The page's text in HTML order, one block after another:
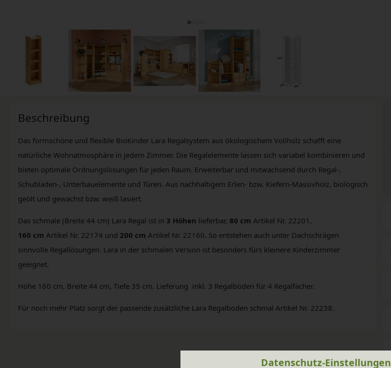
Beschreibung
Das formschöne und flexible BioKinder Lara Regalsystem aus ökologischem Vollholz schafft eine
natürliche Wohnatmosphäre in jedem Zimmer. Die Regalelemente lassen sich variabel kombinieren und
bieten optimale Ordnungslösungen für jeden Raum. Erweiterbar und mitwachsend durch Regal-,
Schubladen-, Unterbauelemente und Türen. Aus nachhaltigem Erlen- bzw. Kiefern-Massivholz, biologisch
geölt und gewachst bzw. weiß lasiert.
Das schmale (Breite 44 cm) Lara Regal ist in 3 Höhen lieferbar, 80 cm Artikel Nr. 22201,
160 cm Artikel Nr. 22174 und 200 cm Artikel Nr. 22160. So entstehen auch unter Dachschrägen
sinnvolle Regallösungen. Lara in der schmalen Version ist besonders fürs kleinere Kinderzimmer
geeignet.
Höhe 160 cm, Breite 44 cm, Tiefe 35 cm. Lieferung inkl. 3 Regalböden für 4 Regalfächer.
Für noch mehr Platz sorgt der passende zusätzliche Lara Regalboden schmal Artikel Nr. 22238.
Datenschutz-Einstellungen